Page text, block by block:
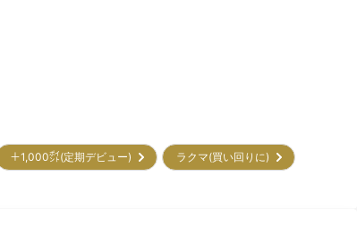
＋1,000㌽(定期デビュー)
ラクマ(買い回りに)